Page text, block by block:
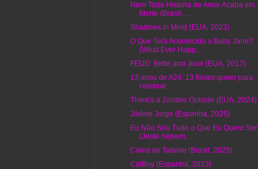
Nem Toda História de Amor Acaba em
Morte (Brasil, ...
Shadows in Mind (EUA, 2023)
O Que Terá Acontecido a Baby Jane?
(What Ever Happ...
FEUD: Bette and Joan (EUA, 2017)
13 anos de A24: 13 filmes queer para
celebrar
There's a Zombie Outside (EUA, 2024)
Jódete Jorge (Espanha, 2025)
Eu Não Sou Tudo o Que Eu Quero Ser
(Jeste nejsem, ...
Cama de Tatame (Brasil, 2025)
CatBoy (Espanha, 2023)